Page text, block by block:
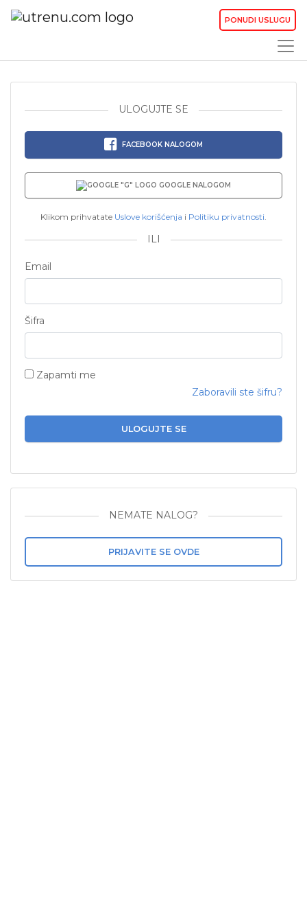
PONUDI USLUGU
ULOGUJTE SE
FACEBOOK NALOGOM
GOOGLE NALOGOM
Klikom prihvatate Uslove korišćenja i Politiku privatnosti.
ILI
Email
Šifra
Zapamti me
Zaboravili ste šifru?
ULOGUJTE SE
NEMATE NALOG?
PRIJAVITE SE OVDE